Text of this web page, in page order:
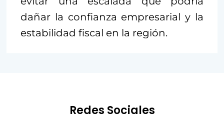
dañar la confianza empresarial y la
estabilidad fiscal en la región.
Redes Sociales